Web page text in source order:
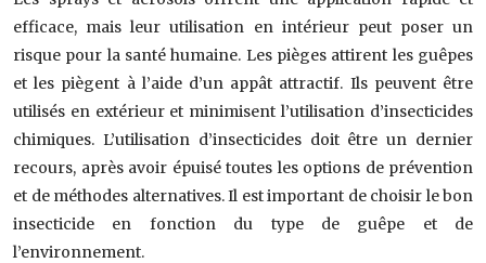
efficace, mais leur utilisation en intérieur peut poser un
risque pour la santé humaine. Les pièges attirent les guêpes
et les piègent à l’aide d’un appât attractif. Ils peuvent être
utilisés en extérieur et minimisent l’utilisation d’insecticides
chimiques. L’utilisation d’insecticides doit être un dernier
recours, après avoir épuisé toutes les options de prévention
et de méthodes alternatives. Il est important de choisir le bon
insecticide en fonction du type de guêpe et de
l’environnement.